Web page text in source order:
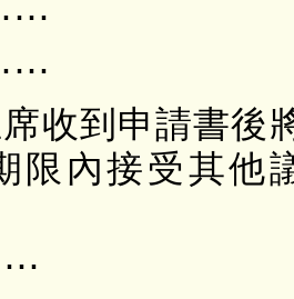
收到申請書後
限內接受其他